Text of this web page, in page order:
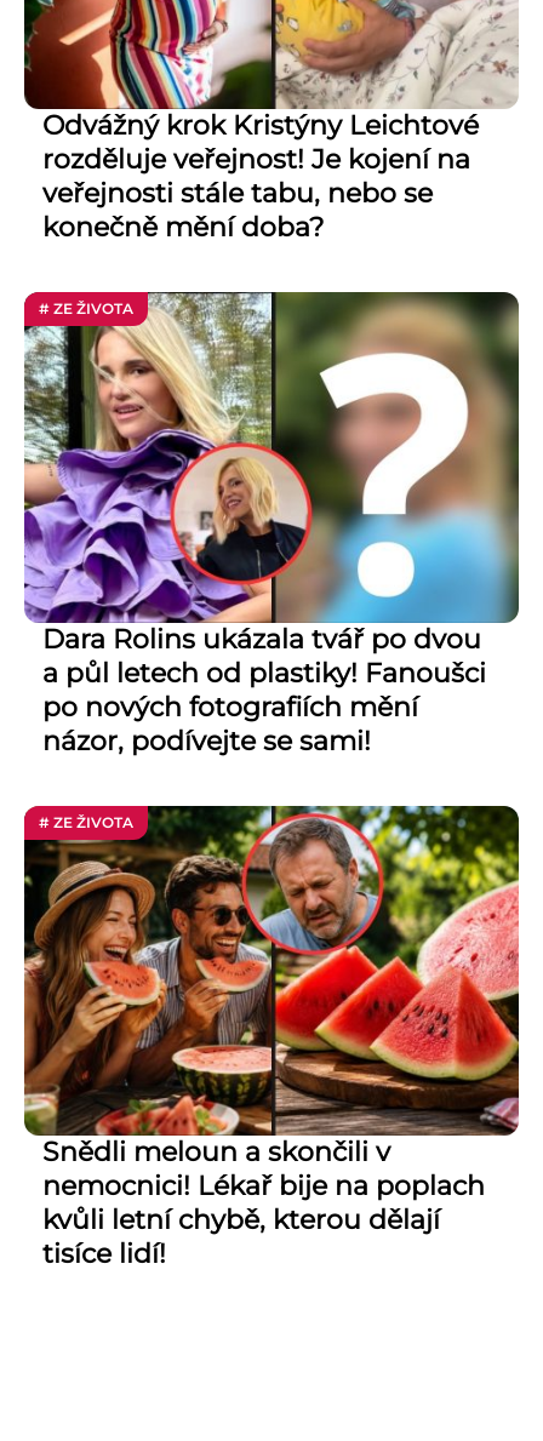
Odvážný krok Kristýny Leichtové
rozděluje veřejnost! Je kojení na
veřejnosti stále tabu, nebo se
konečně mění doba?
# ZE ŽIVOTA
Dara Rolins ukázala tvář po dvou
a půl letech od plastiky! Fanoušci
po nových fotografiích mění
názor, podívejte se sami!
# ZE ŽIVOTA
Snědli meloun a skončili v
nemocnici! Lékař bije na poplach
kvůli letní chybě, kterou dělají
tisíce lidí!